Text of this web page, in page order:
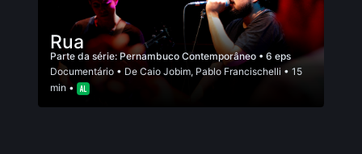
Rua
Parte da série: Pernambuco Contemporâneo • 6 eps
Documentário • De Caio Jobim, Pablo Francischelli • 15
min •